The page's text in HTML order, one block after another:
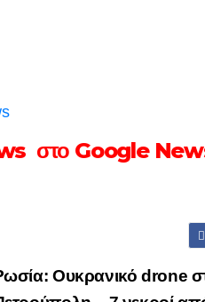
στο Google
Ουκρανικό drone